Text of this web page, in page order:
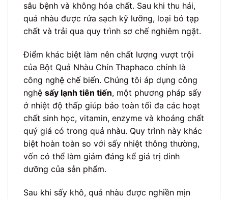
sâu bệnh và không hóa chất. Sau khi thu hái,
quả nhàu được rửa sạch kỹ lưỡng, loại bỏ tạp
chất và trải qua quy trình sơ chế nghiêm ngặt.
Điểm khác biệt làm nên chất lượng vượt trội
của Bột Quả Nhàu Chín Thaphaco chính là
công nghệ chế biến. Chúng tôi áp dụng công
nghệ sấy lạnh tiên tiến, một phương pháp sấy
ở nhiệt độ thấp giúp bảo toàn tối đa các hoạt
chất sinh học, vitamin, enzyme và khoáng chất
quý giá có trong quả nhàu. Quy trình này khác
biệt hoàn toàn so với sấy nhiệt thông thường,
vốn có thể làm giảm đáng kể giá trị dinh
dưỡng của sản phẩm.
Sau khi sấy khô, quả nhàu được nghiền mịn